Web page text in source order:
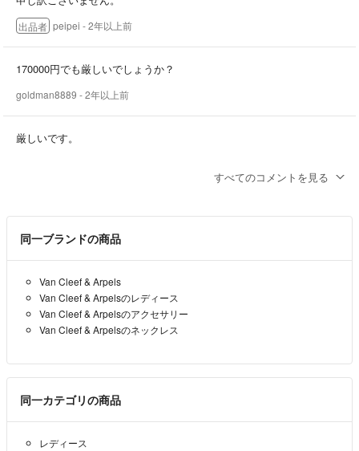
出品者 peipei - 2年以上前
170000円でも厳しいでしょうか？
goldman8889 - 2年以上前
厳しいです。
こんにちは。購入を検討しているのですが、165000円にお値下げして
goldman8889 - 2年以上前
すべてのコメントを見る
同一ブランドの商品
Van Cleef & Arpels
Van Cleef & Arpelsのレディース
Van Cleef & Arpelsのアクセサリー
Van Cleef & Arpelsのネックレス
同一カテゴリの商品
レディース